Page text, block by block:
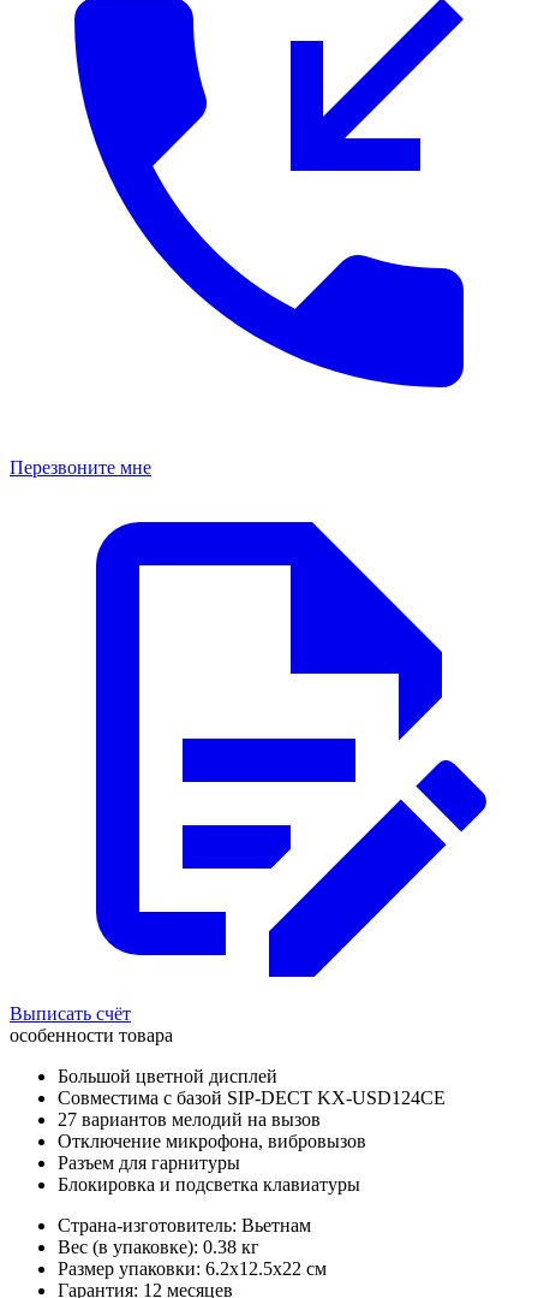
Перезвоните мне
Выписать счёт
особенности товара
Большой цветной дисплей
Совместима с базой SIP-DECT KX-USD124CE
27 вариантов мелодий на вызов
Отключение микрофона, вибровызов
Разъем для гарнитуры
Блокировка и подсветка клавиатуры
Страна-изготовитель: Вьетнам
Вес (в упаковке): 0.38 кг
Размер упаковки: 6.2x12.5x22 см
Гарантия: 12 месяцев